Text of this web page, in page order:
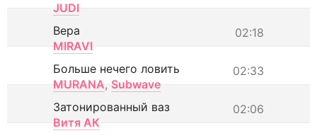
JUDI
02:18
Вера
MIRAVI
02:33
Больше нечего ловить
MURANA, Subwave
02:06
Затонированный ваз
Витя АК